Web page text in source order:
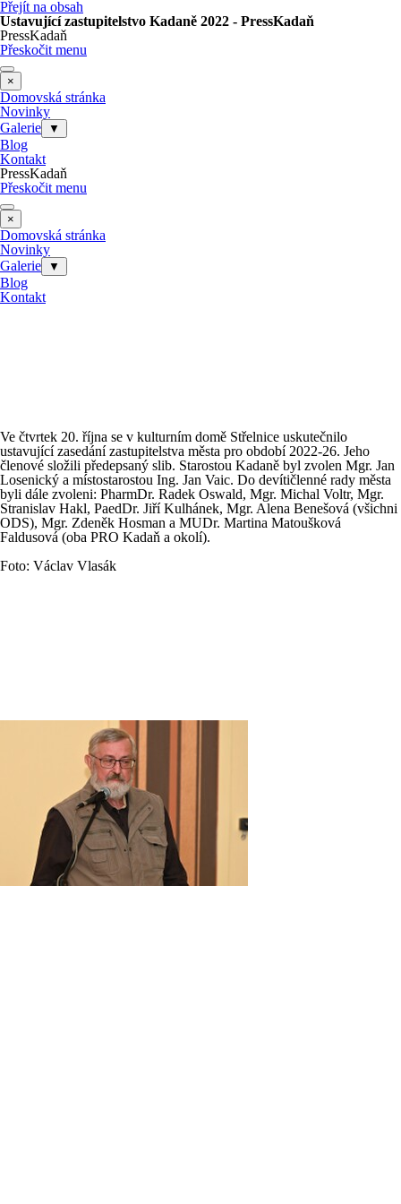
Přejít na obsah
Ustavující zastupitelstvo Kadaně 2022 - PressKadaň
PressKadaň
Přeskočit menu
×
Domovská stránka
Novinky
Galerie
▼
Blog
Kontakt
PressKadaň
Přeskočit menu
×
Domovská stránka
Novinky
Galerie
▼
Blog
Kontakt
Ve čtvrtek 20. října se v kulturním domě Střelnice uskutečnilo
ustavující zasedání zastupitelstva města pro období 2022-26. Jeho
členové složili předepsaný slib. Starostou Kadaně byl zvolen Mgr. Jan
Losenický a místostarostou Ing. Jan Vaic. Do devítičlenné rady města
byli dále zvoleni: PharmDr. Radek Oswald, Mgr. Michal Voltr, Mgr.
Stranislav Hakl, PaedDr. Jiří Kulhánek, Mgr. Alena Benešová (všichni
ODS), Mgr. Zdeněk Hosman a MUDr. Martina Matoušková
Faldusová (oba PRO Kadaň a okolí).
Foto: Václav Vlasák